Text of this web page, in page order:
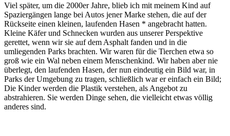
Viel später, um die 2000er Jahre, blieb ich mit meinem Kind auf
Spaziergängen lange bei Autos jener Marke stehen, die auf der
Rückseite einen kleinen, laufenden Hasen * angebracht hatten.
Kleine Käfer und Schnecken wurden aus unserer Perspektive
gerettet, wenn wir sie auf dem Asphalt fanden und in die
umliegenden Parks brachten. Wir waren für die Tierchen etwa so
groß wie ein Wal neben einem Menschenkind. Wir haben aber nie
überlegt, den laufenden Hasen, der nun eindeutig ein Bild war, in
Parks der Umgebung zu tragen, schließlich war er einfach ein Bild;
Die Kinder werden die Plastik verstehen, als Angebot zu
abstrahieren. Sie werden Dinge sehen, die vielleicht etwas völlig
anderes sind.